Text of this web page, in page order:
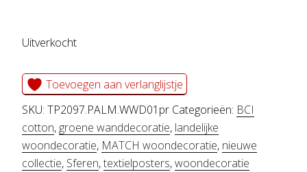
Uitverkocht
Toevoegen aan verlanglijstje
SKU: TP2097.PALM.WWD01pr Categorieën: BCI
cotton, groene wanddecoratie, landelijke
woondecoratie, MATCH woondecoratie, nieuwe
collectie, Sferen,textielposters,woondecoratie